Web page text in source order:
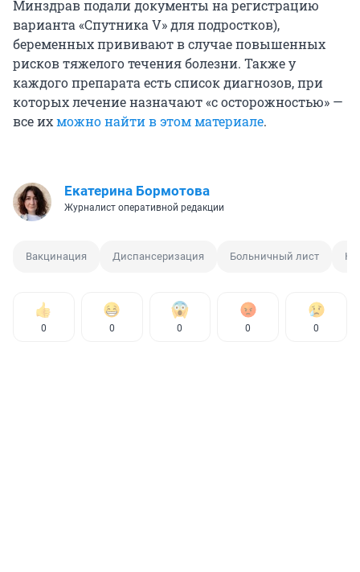
Минздрав подали документы на регистрацию
варианта «Спутника V» для подростков),
беременных прививают в случае повышенных
рисков тяжелого течения болезни. Также у
каждого препарата есть список диагнозов, при
которых лечение назначают «с осторожностью» —
все ихможно найти в этом материале.
Екатерина Бормотова
Журналист оперативной редакции
Вакцинация Диспансеризация Больничный лист
0 0 0 0 0